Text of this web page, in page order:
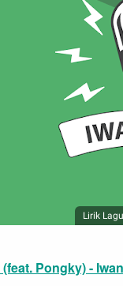
Lirik
Pongky) -